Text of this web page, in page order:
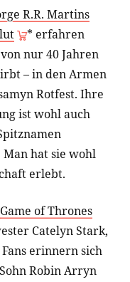
R.R. Martins
* erfahren
nur 40 Jahren
– in den Armen
Rotfest. Ihre
ist wohl auch
hat sie wohl
erlebt.
Game of Thrones
Catelyn Stark,
erinnern sich
Robin Arryn